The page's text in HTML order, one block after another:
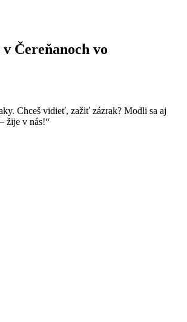
Čereňanoch vo
Chceš vidieť, zažiť zázrak? Modli sa aj
žije v nás!“